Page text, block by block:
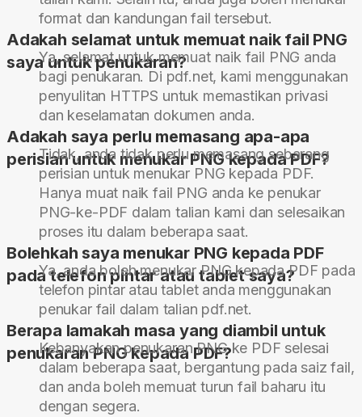
format dan kandungan fail tersebut.
Adakah selamat untuk memuat naik fail PNG
saya untuk penukaran?
Ya, selamat untuk memuat naik fail PNG anda
bagi penukaran. Di pdf.net, kami menggunakan
penyulitan HTTPS untuk memastikan privasi
dan keselamatan dokumen anda.
Adakah saya perlu memasang apa-apa
perisian untuk menukar PNG kepada PDF?
Tidak, anda tidak perlu memasang sebarang
perisian untuk menukar PNG kepada PDF.
Hanya muat naik fail PNG anda ke penukar
PNG-ke-PDF dalam talian kami dan selesaikan
proses itu dalam beberapa saat.
Bolehkah saya menukar PNG kepada PDF
pada telefon pintar atau tablet saya?
Ya, anda boleh menukar PNG kepada PDF pada
telefon pintar atau tablet anda menggunakan
penukar fail dalam talian pdf.net.
Berapa lamakah masa yang diambil untuk
penukaran PNG kepada PDF?
Kebanyakan penukaran PNG ke PDF selesai
dalam beberapa saat, bergantung pada saiz fail,
dan anda boleh memuat turun fail baharu itu
dengan segera.